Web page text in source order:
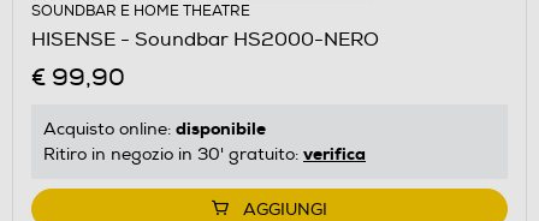
SOUNDBAR E HOME THEATRE
HISENSE - Soundbar HS2000-NERO
€ 99,90
Acquisto online: disponibile
Ritiro in negozio in 30' gratuito: verifica
AGGIUNGI